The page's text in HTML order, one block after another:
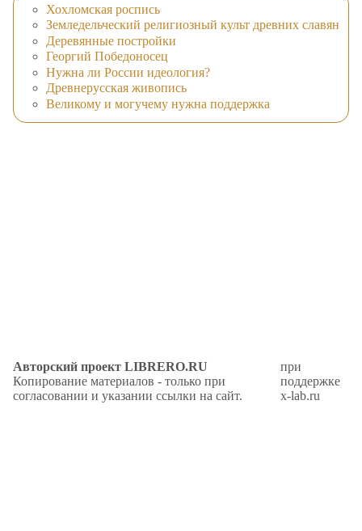
Хохломская роспись
Земледельческий религиозный культ древних славян
Деревянные постройки
Георгий Победоносец
Нужна ли России идеология?
Древнерусская живопись
Великому и могучему нужна поддержка
Авторский проект LIBRERO.RU
Копирование материалов - только при
согласовании и указании ссылки на сайт.
при
поддержке
x-lab.ru